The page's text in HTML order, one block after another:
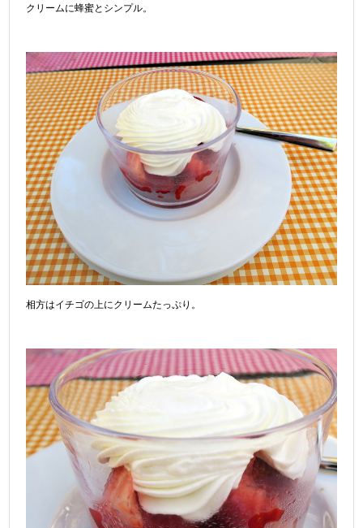
クリームに蜂蜜とシンプル。
相方はイチゴの上にクリームたっぷり。